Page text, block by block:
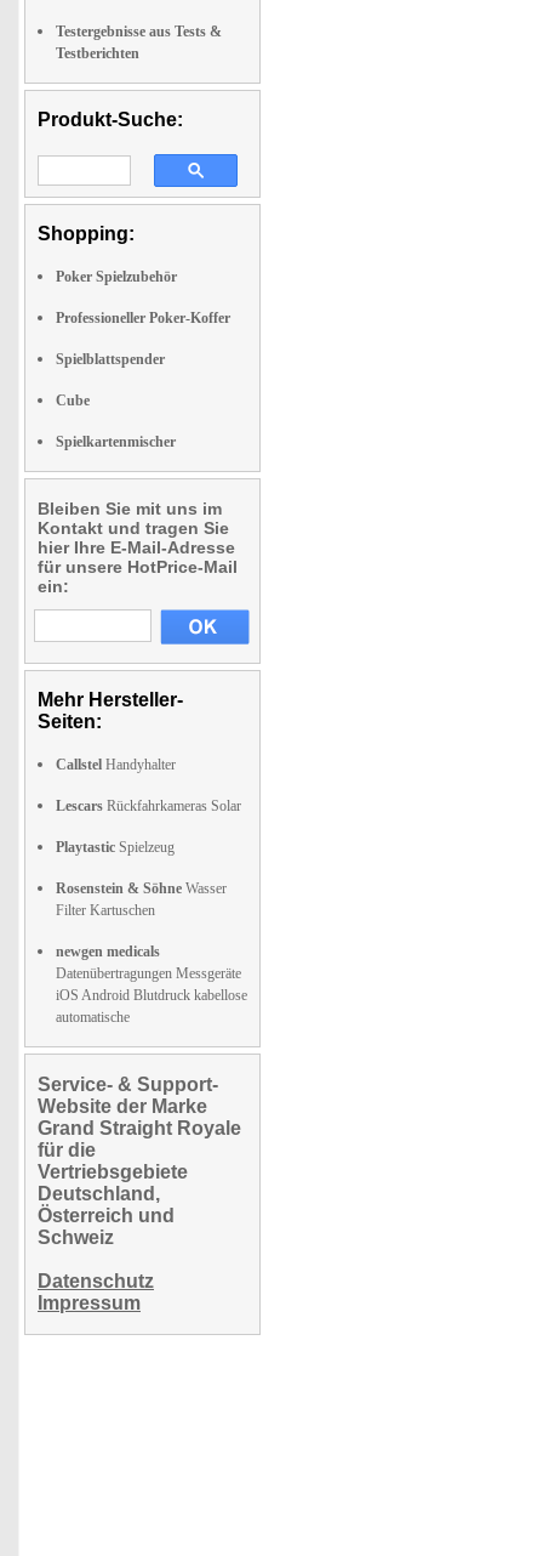
Testergebnisse aus Tests &
Testberichten
Produkt-Suche:
Shopping:
Poker Spielzubehör
Professioneller Poker-Koffer
Spielblattspender
Cube
Spielkartenmischer
Bleiben Sie mit uns im
Kontakt und tragen Sie
hier Ihre E-Mail-Adresse
für unsere HotPrice-Mail
ein:
Mehr Hersteller-
Seiten:
Callstel Handyhalter
Lescars Rückfahrkameras Solar
Playtastic Spielzeug
Rosenstein & Söhne Wasser
Filter Kartuschen
newgen medicals
Datenübertragungen Messgeräte
iOS Android Blutdruck kabellose
automatische
Service- & Support-
Website der Marke
Grand Straight Royale
für die
Vertriebsgebiete
Deutschland,
Österreich und
Schweiz
Datenschutz
Impressum